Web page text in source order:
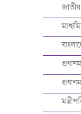
জাতীয়